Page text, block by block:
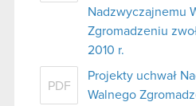
Nadzwyczajnemu
Zgromadzeniu
2010 r.
PDF
Projekty uchwał
Walnego